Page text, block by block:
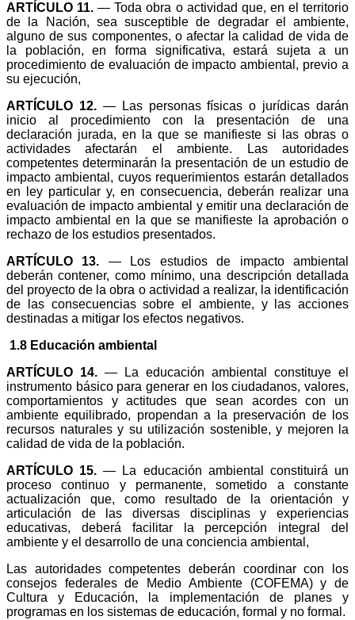
ARTÍCULO 11.— Toda obra o actividad que, en el territorio
de la Nación, sea susceptible de degradar el ambiente,
alguno de sus componentes, o afectar la calidad de vida de
la población, en forma significativa, estará sujeta a un
procedimiento de evaluación de impacto ambiental, previo a
su ejecución,
ARTÍCULO 12. — Las personas físicas o jurídicas darán
inicio al procedimiento con la presentación de una
declaración jurada, en la que se manifieste si las obras o
actividades afectarán el ambiente. Las autoridades
competentes determinarán la presentación de un estudio de
impacto ambiental, cuyos requerimientos estarán detallados
en ley particular y, en consecuencia, deberán realizar una
evaluación de impacto ambiental y emitir una declaración de
impacto ambiental en la que se manifieste la aprobación o
rechazo de los estudios presentados.
ARTÍCULO 13. — Los estudios de impacto ambiental
deberán contener, como mínimo, una descripción detallada
del proyecto de la obra o actividad a realizar, la identificación
de las consecuencias sobre el ambiente, y las acciones
destinadas a mitigar los efectos negativos.
1.8 Educación ambiental
ARTÍCULO 14. — La educación ambiental constituye el
instrumento básico para generar en los ciudadanos, valores,
comportamientos y actitudes que sean acordes con un
ambiente equilibrado, propendan a la preservación de los
recursos naturales y su utilización sostenible, y mejoren la
calidad de vida de la población.
ARTÍCULO 15.— La educación ambiental constituirá un
proceso continuo y permanente, sometido a constante
actualización que, como resultado de la orientación y
articulación de las diversas disciplinas y experiencias
educativas, deberá facilitar la percepción integral del
ambiente y el desarrollo de una conciencia ambiental,
Las autoridades competentes deberán coordinar con los
consejos federales de Medio Ambiente (COFEMA) y de
Cultura y Educación, la implementación de planes y
programas en los sistemas de educación, formal y no formal.